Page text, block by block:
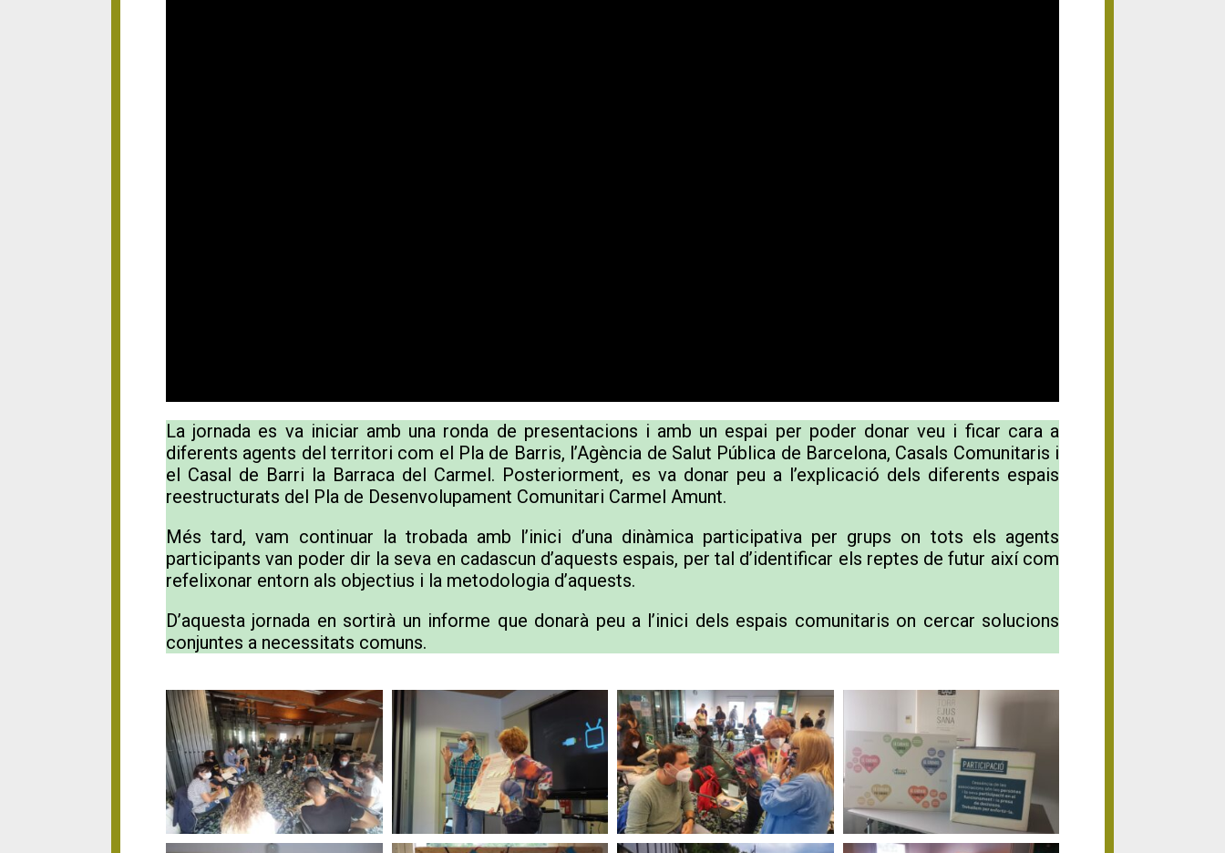
La jornada es va iniciar amb una ronda de presentacions i amb un espai per poder donar veu i ficar cara a
diferents agents del territori com el Pla de Barris, l’Agència de Salut Pública de Barcelona, Casals Comunitaris i
el Casal de Barri la Barraca del Carmel. Posteriorment, es va donar peu a l’explicació dels diferents espais
reestructurats del Pla de Desenvolupament Comunitari Carmel Amunt.
Més tard, vam continuar la trobada amb l’inici d’una dinàmica participativa per grups on tots els agents
participants van poder dir la seva en cadascun d’aquests espais, per tal d’identificar els reptes de futur així com
refelixonar entorn als objectius i la metodologia d’aquests.
D’aquesta jornada en sortirà un informe que donarà peu a l’inici dels espais comunitaris on cercar solucions
conjuntes a necessitats comuns.